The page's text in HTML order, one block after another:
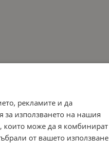
рекламите и да
използването на нашия
които може да я комбинират
от вашето използване